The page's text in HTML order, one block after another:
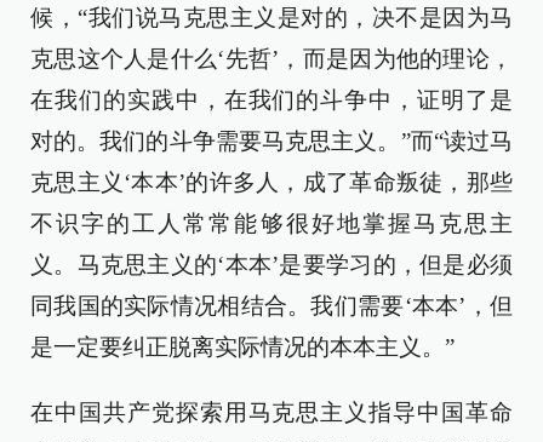
候，“我们说马克思主义是对的，决不是因为马
克思这个人是什么‘先哲’，而是因为他的理论，
在我们的实践中，在我们的斗争中，证明了是
对的。我们的斗争需要马克思主义。”而“读过马
克思主义‘本本’的许多人，成了革命叛徒，那些
不识字的工人常常能够很好地掌握马克思主
义。马克思主义的‘本本’是要学习的，但是必须
同我国的实际情况相结合。我们需要‘本本’，但
是一定要纠正脱离实际情况的本本主义。”
在中国共产党探索用马克思主义指导中国革命